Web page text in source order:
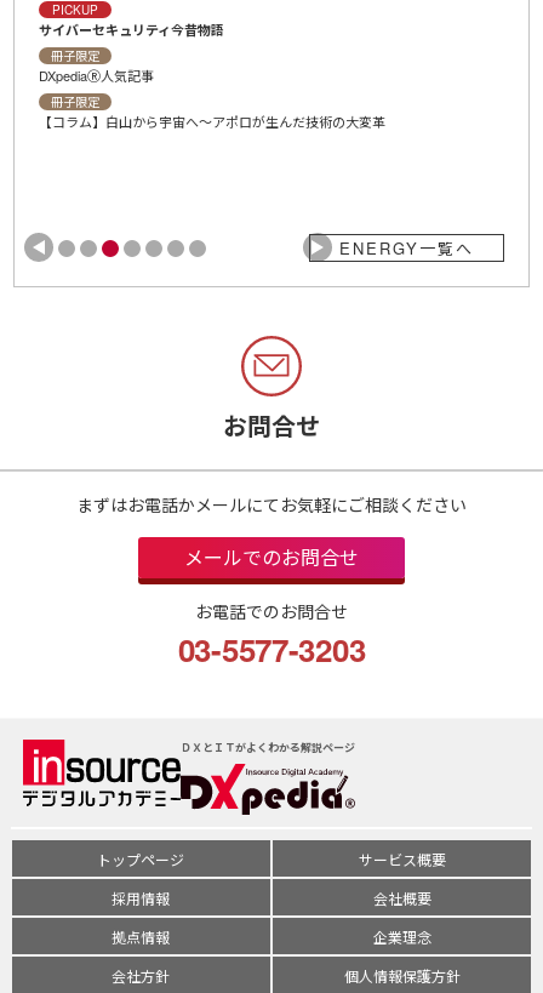
冊子限定
冊子限定
ENERGY一覧へ
お問合せ
まずはお電話かメールにてお気軽にご相談ください
メールでのお問合せ
お電話でのお問合せ
03-5577-3203
ＤＸとＩＴがよくわかる解説ページ
トップページ
サービス概要
採用情報
会社概要
拠点情報
企業理念
会社方針
個人情報保護方針